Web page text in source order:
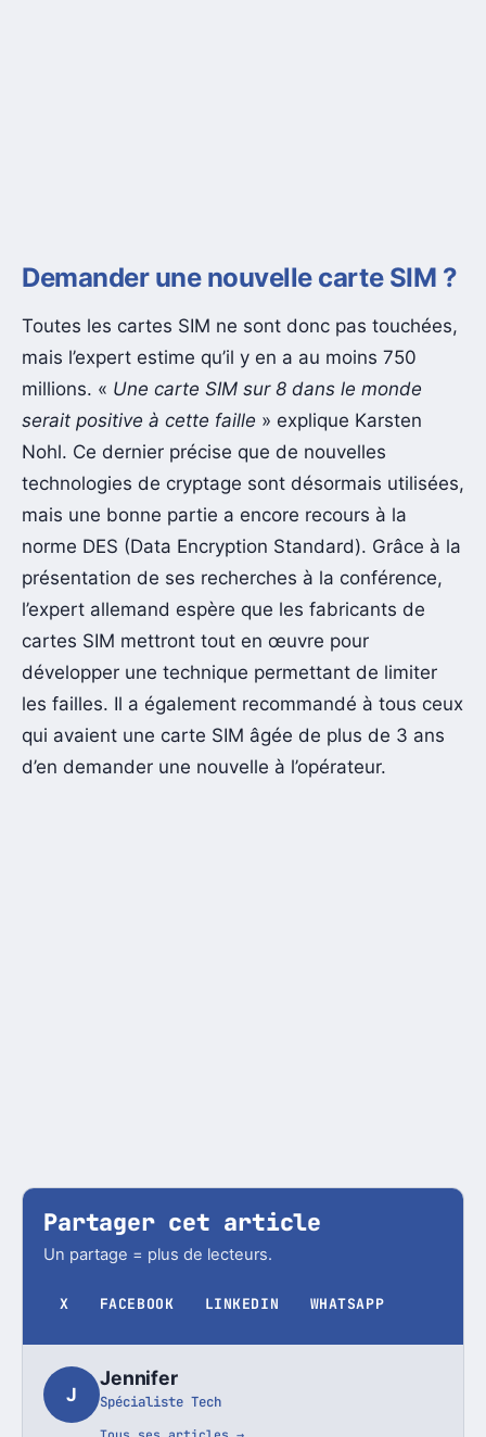
Demander une nouvelle carte SIM ?
Toutes les cartes SIM ne sont donc pas touchées,
mais l’expert estime qu’il y en a au moins 750
millions. « Une carte SIM sur 8 dans le monde
serait positive à cette faille » explique Karsten
Nohl. Ce dernier précise que de nouvelles
technologies de cryptage sont désormais utilisées,
mais une bonne partie a encore recours à la
norme DES (Data Encryption Standard). Grâce à la
présentation de ses recherches à la conférence,
l’expert allemand espère que les fabricants de
cartes SIM mettront tout en œuvre pour
développer une technique permettant de limiter
les failles. Il a également recommandé à tous ceux
qui avaient une carte SIM âgée de plus de 3 ans
d’en demander une nouvelle à l’opérateur.
Partager cet article
Un partage = plus de lecteurs.
X FACEBOOK LINKEDIN WHATSAPP
J
Jennifer
Spécialiste Tech